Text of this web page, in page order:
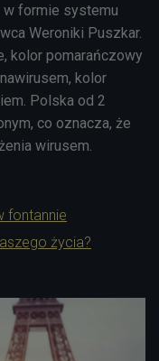
w formie systemu
Weroniki Puszkar.
kolor pomarańczowy
kolor
Polska od 2
co oznacza, że
wirusem.
fontannie
życia?